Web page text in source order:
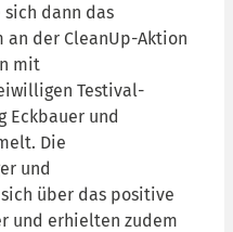
dann das
an der CleanUp-Aktion
mit
Testival-
Eckbauer und
Die
und
über das positive
und erhielten zudem